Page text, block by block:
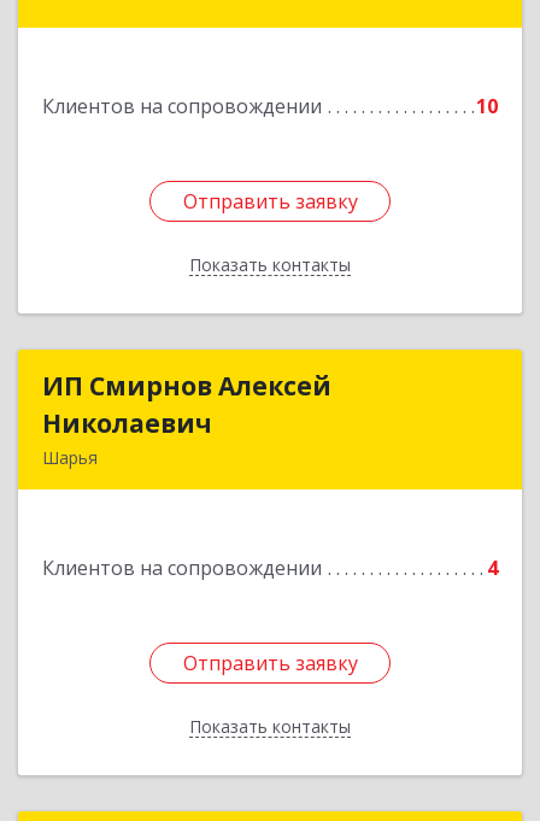
Клиентов на сопровождении 10
Отправить заявку
Показать контакты
Отправить заявку
Назад
ИП Смирнов Алексей
Николаевич
Шарья
Клиентов на сопровождении 4
Отправить заявку
Показать контакты
ИП Смирнов Алексей
Отправить заявку
Назад